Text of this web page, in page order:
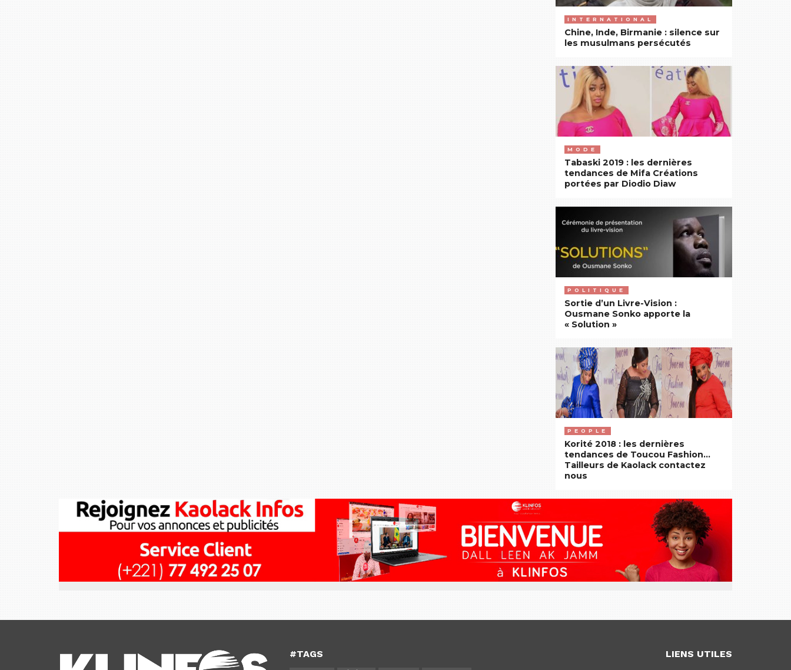
INTERNATIONAL
Chine, Inde, Birmanie : silence sur
les musulmans persécutés
MODE
Tabaski 2019 : les dernières
tendances de Mifa Créations
portées par Diodio Diaw
POLITIQUE
Sortie d’un Livre-Vision :
Ousmane Sonko apporte la
« Solution »
PEOPLE
Korité 2018 : les dernières
tendances de Toucou Fashion…
Tailleurs de Kaolack contactez
nous
#TAGS LIENS UTILES